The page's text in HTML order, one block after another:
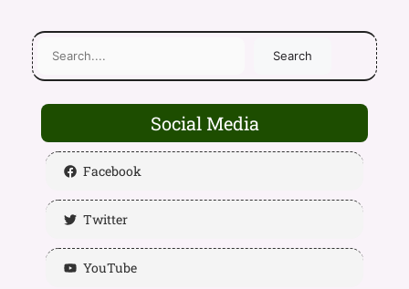
Search
Social Media
Facebook
Twitter
YouTube